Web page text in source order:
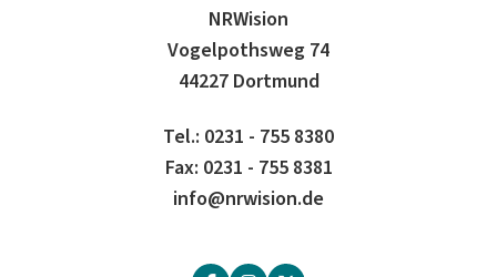
NRWision
Vogelpothsweg 74
44227 Dortmund
Tel.: 0231 - 755 8380
Fax: 0231 - 755 8381
info@nrwision.de